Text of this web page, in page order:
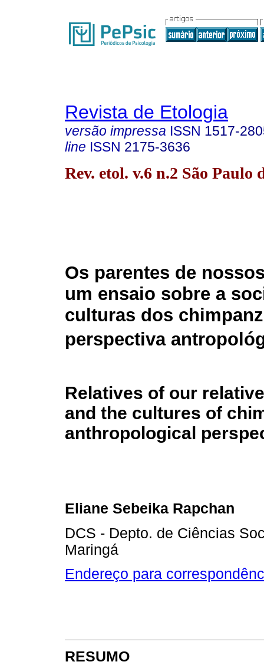
Revista de Etologia
versão impressa ISSN 1517-
line ISSN 2175-3636
Rev. etol. v.6 n.2 São Paulo
Os parentes de
um ensaio sobre a
culturas dos
perspectiva
Relatives of our
and the cultures of
anthropological
Eliane Sebeika Rapchan
DCS - Depto. de Ciências
Maringá
Endereço para
RESUMO